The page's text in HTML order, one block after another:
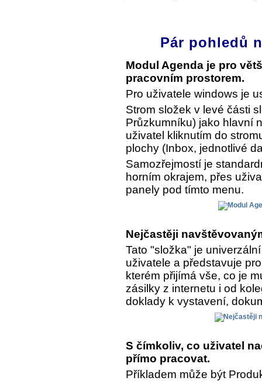
Pár pohledů
Modul Agenda je pro
pracovním prostorem.
Pro uživatele windows je
Strom složek v levé části
Průzkumníku) jako hlavní
uživatel kliknutím do
plochy (Inbox, jednotlivé
Samozřejmostí je
horním okrajem, přes
panely pod tímto menu.
Nejčastěji
Tato "složka" je
uživatele a představuje
kterém přijímá vše, co je
zásilky z internetu i od
doklady k vystavení,
S čímkoliv, co uživatel
přímo pracovat.
Příkladem může být